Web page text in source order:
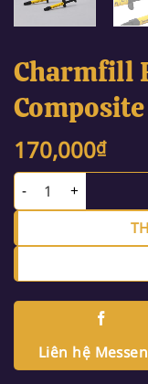
Charmfill
170,000₫
Charmfill Flow HV –
Liên hệ